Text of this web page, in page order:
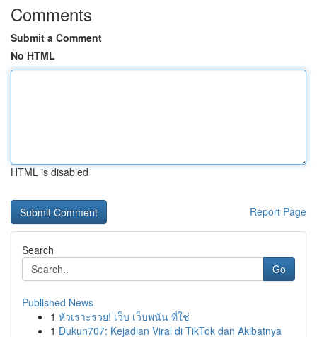
Comments
Submit a Comment
No HTML
HTML is disabled
Report Page
Search
Go
Published News
1 หัวเราะรวย! เว็บ เว็บพนัน ที่ใช่
1 Dukun707: Kejadian Viral di TikTok dan Akibatnya